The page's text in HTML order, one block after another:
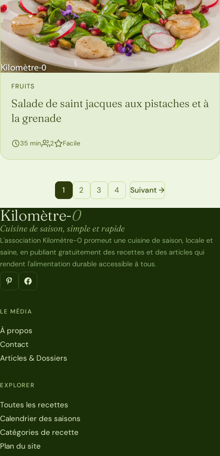
FRUITS
Salade de saint jacques aux pistaches et à
la grenade
35 min 2personnes
Facile
Navigation entre les pages de recettes
1 2 3 4 Suivant →
Kilomètre-0
Kilomètre-0
Cuisine de saison, simple et rapide
L'association Kilomètre-0 promeut une cuisine de saison, locale et
saine, en publiant gratuitement des recettes et des articles qui
rendent l'alimentation durable accessible à tous.
LE MÉDIA
À propos
Contact
Articles & Dossiers
EXPLORER
Toutes les recettes
Calendrier des saisons
Catégories de recette
Plan du site